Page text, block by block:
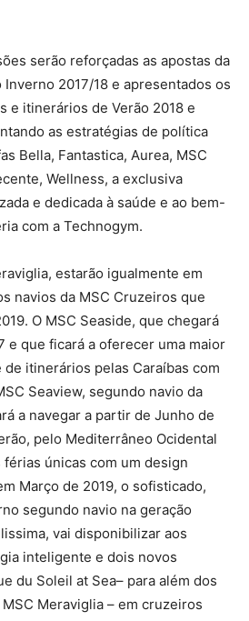
serão reforçadas as apostas da
2017/18 e apresentados os
e itinerários de Verão 2018 e
as estratégias de política
Bella, Fantastica, Aurea, MSC
Wellness, a exclusiva
e dedicada à saúde e ao bem-
com a Technogym.
estarão igualmente em
navios da MSC Cruzeiros que
O MSC Seaside, que chegará
e que ficará a oferecer uma maior
itinerários pelas Caraíbas com
Seaview, segundo navio da
a navegar a partir de Junho de
pelo Mediterrâneo Ocidental
únicas com um design
Março de 2019, o sofisticado,
segundo navio na geração
vai disponibilizar aos
inteligente e dois novos
du Soleil at Sea– para além dos
Meraviglia – em cruzeiros